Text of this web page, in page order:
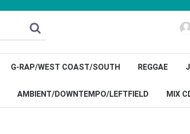
G-RAP/WEST COAST/SOUTH REGGAE
AMBIENT/DOWNTEMPO/LEFTFIELD MIX